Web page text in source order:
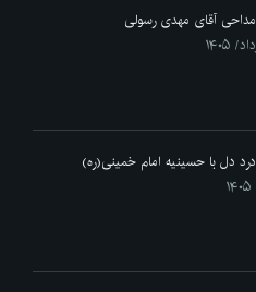
مداحی آقای مهدی رسولی
درد دل با حسینیه امام خمینی(ره)